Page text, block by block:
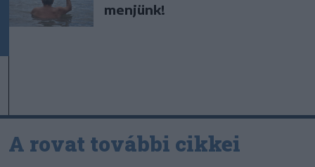
menjünk!
A rovat további cikkei